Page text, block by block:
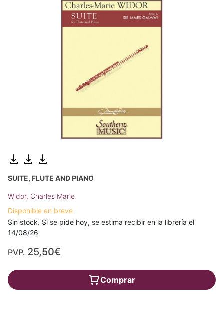
SUITE, FLUTE AND PIANO
Widor, Charles Marie
Disponible en breve
Sin stock. Si se pide hoy, se estima recibir en la librería el
14/08/26
PVP. 25,50€
Comprar